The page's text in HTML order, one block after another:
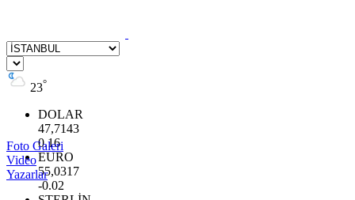
23°
DOLAR
47,7143
0.16
EURO
55,0317
-0.02
Foto Galeri
Video
Yazarlar